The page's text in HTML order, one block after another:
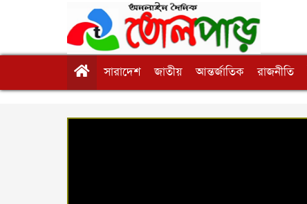
সারাদেশ জাতীয় আন্তর্জাতিক রাজনীতি